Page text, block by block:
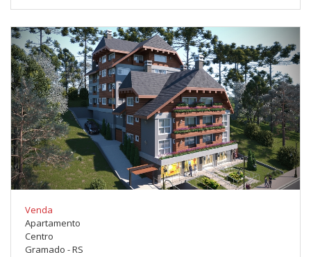
Venda
Apartamento
Centro
Gramado - RS